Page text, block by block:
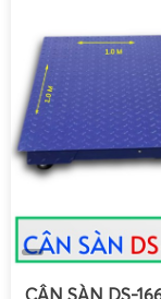
CÂN SÀN DS-